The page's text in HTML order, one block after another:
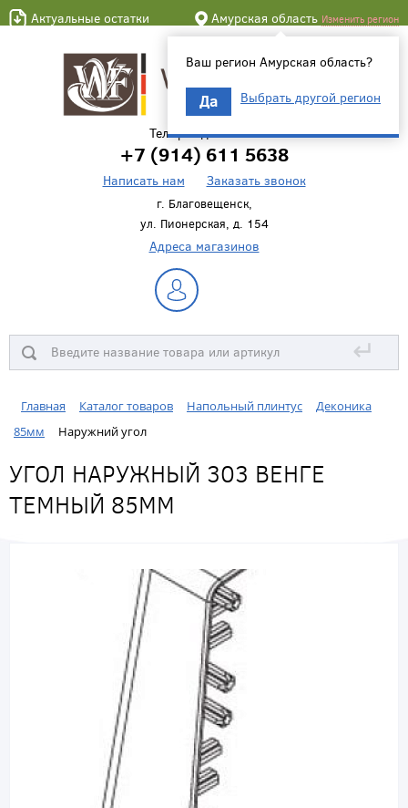
Актуальные остатки Амурская область Изменить регион
Ваш регион Амурская область?
Да Выбрать другой регион
Телефон для связи
+7 (914) 611 5638
Написать нам Заказать звонок
г. Благовещенск,
ул. Пионерская, д. 154
Адреса магазинов
↵
Главная Каталог товаров Напольный плинтус
Деконика
85мм
Наружний угол
УГОЛ НАРУЖНЫЙ 303 ВЕНГЕ
ТЕМНЫЙ 85ММ